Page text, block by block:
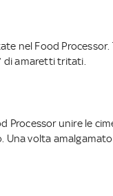
nel Food
di amaretti tritati.
Processor unire le
Una volta